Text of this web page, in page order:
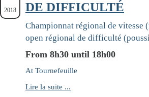
2018 DE DIFFICULTÉ
Championnat régional de vitesse
open régional de difficulté
From 8h30 until 18h00
At Tournefeuille
Lire la suite ...